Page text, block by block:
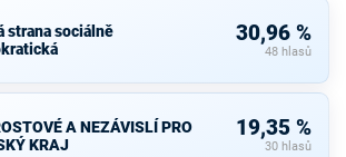
strana sociálně
30,96 %
48 hlasů
A NEZÁVISLÍ PRO
KRAJ
19,35 %
30 hlasů